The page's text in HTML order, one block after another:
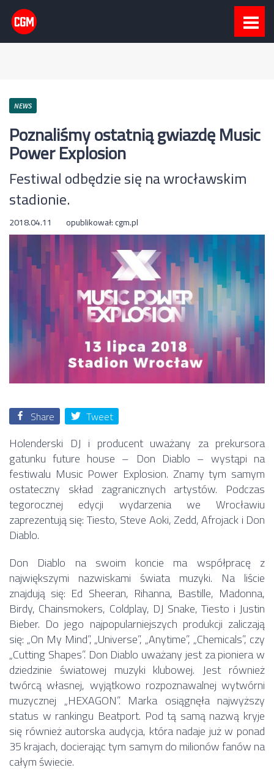
NEWS
Poznaliśmy ostatnią gwiazdę Music
Power Explosion
Festiwal odbędzie się na wrocławskim
stadionie.
2018.04.11 opublikował:cgm.pl
Share Tweet
Holenderski DJ i producent uważany za prekursora
gatunku future house – Don Diablo – wystąpi na
festiwalu Music Power Explosion. Znamy tym samym
ostateczny skład zagranicznych artystów. Podczas
tegorocznej edycji wydarzenia we Wrocławiu
zaprezentują się: Tiesto, Steve Aoki, Zedd, Afrojack i Don
Diablo.
Don Diablo na swoim koncie ma współpracę z
największymi nazwiskami świata muzyki. Na liście
znajdują się: Ed Sheeran, Rihanna, Bastille, Madonna,
Birdy, Chainsmokers, Coldplay, DJ Snake, Tiesto i Justin
Bieber. Do jego najpopularniejszych produkcji zaliczają
się: „On My Mind”, „Universe”, „Anytime”, „Chemicals”, czy
„Cutting Shapes”. Don Diablo uważany jest za pioniera w
dziedzinie światowej muzyki klubowej. Jest również
twórcą własnej, wyjątkowo rozpoznawalnej wytwórni
muzycznej „HEXAGON”. Marka osiągnęła najwyższy
status w rankingu Beatport. Pod tą samą nazwą kryje
się również autorska audycja, która nadaje już w ponad
35 krajach, docierając tym samym do milionów fanów na
całym świecie.